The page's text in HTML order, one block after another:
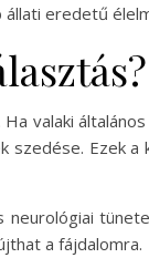
eredetű
valaki
Ezek a
neurológiai
a fájdalomra.